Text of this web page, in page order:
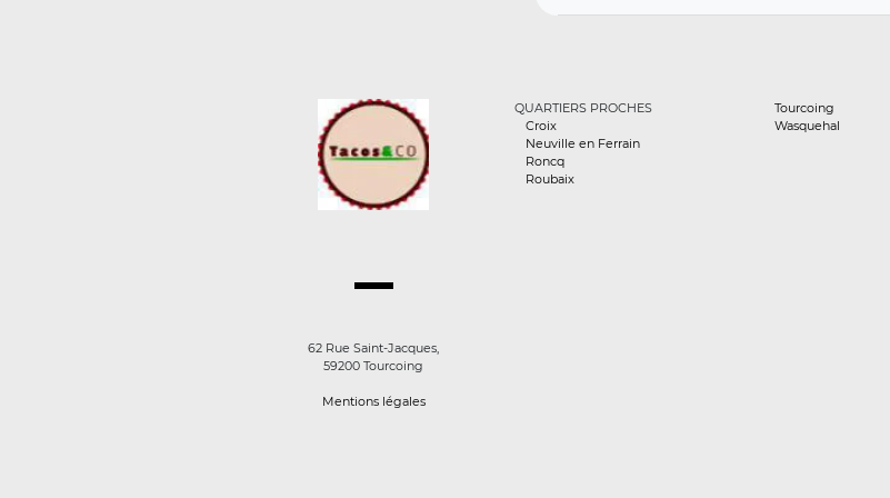
62 Rue Saint-Jacques,
59200 Tourcoing
Mentions légales
QUARTIERS PROCHES
Croix
Neuville en Ferrain
Roncq
Roubaix
Tourcoing
Wasquehal